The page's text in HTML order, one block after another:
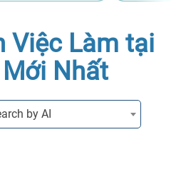
Việc Làm tại
Nhất
by AI